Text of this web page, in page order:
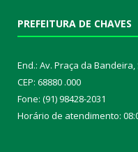
PREFEITURA DE CHAVES
End.: Av. Praça da
CEP: 68880 .000
Fone: (91) 98428-2031
Horário de atendimento: